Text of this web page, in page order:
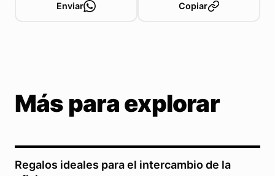
Enviar Copiar
Más para explorar
Regalos ideales para el intercambio de la